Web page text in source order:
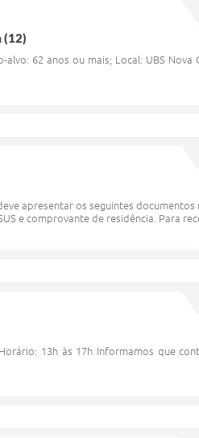
(12)
62 anos ou mais; Local: UBS Nova
apresentar os seguintes documentos
e comprovante de residência. Para
13h às 17h Informamos que